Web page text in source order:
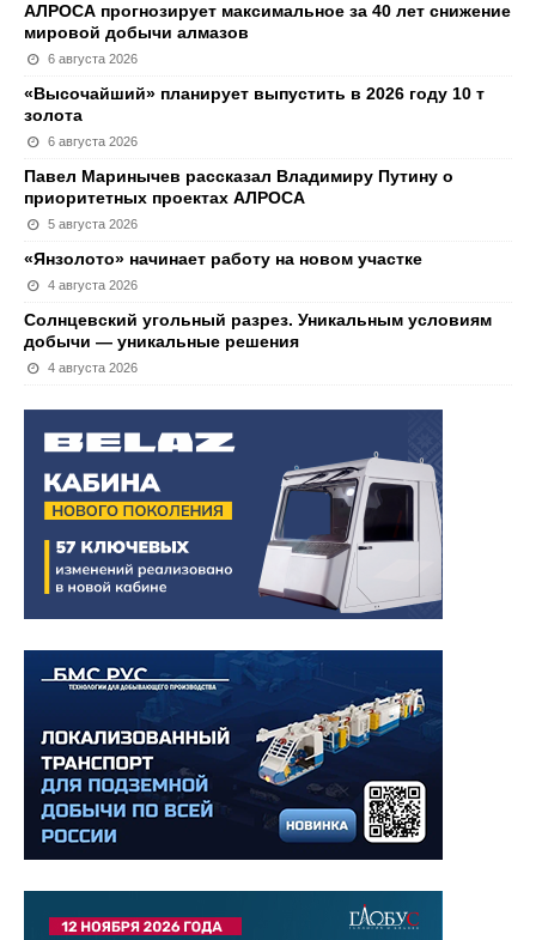
АЛРОСА прогнозирует максимальное за 40 лет снижение
мировой добычи алмазов
6 августа 2026
«Высочайший» планирует выпустить в 2026 году 10 т
золота
6 августа 2026
Павел Маринычев рассказал Владимиру Путину о
приоритетных проектах АЛРОСА
5 августа 2026
«Янзолото» начинает работу на новом участке
4 августа 2026
Солнцевский угольный разрез. Уникальным условиям
добычи — уникальные решения
4 августа 2026